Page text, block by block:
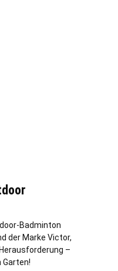
Badminton
der Marke Victor,
–